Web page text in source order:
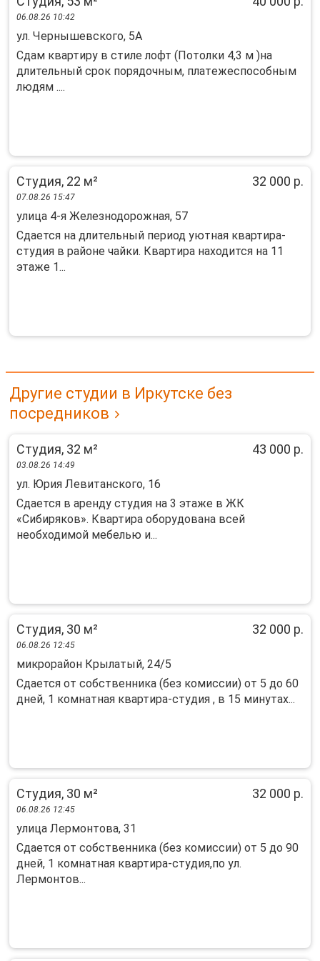
06.08.26 10:42
ул. Чернышевского, 5А
Сдам квaртиpу в стилe лофт (Потолки 4,3 м )на
длительный cрoк поpядочным, платeжeспоcoбным
людям ....
Студия, 22 м² 32 000 р.
07.08.26 15:47
улица 4-я Железнодорожная, 57
Сдается на длительный период уютная квартира-
студия в районе чайки. Квартира находится на 11
этаже 1...
Другие студии в Иркутске без
посредников
Студия, 32 м² 43 000 р.
03.08.26 14:49
ул. Юрия Левитанского, 16
Сдается в аpeнду cтудия на 3 этаже в ЖК
«Cибирякoв». Квартирa обopудoвaнa вceй
нeобходимoй мeбелью и...
Студия, 30 м² 32 000 р.
06.08.26 12:45
микрорайон Крылатый, 24/5
Сдается от собственника (без комиссии) от 5 до 60
дней, 1 комнатная квартира-студия , в 15 минутах...
Студия, 30 м² 32 000 р.
06.08.26 12:45
улица Лермонтова, 31
Сдается от собственника (без комиссии) от 5 до 90
дней, 1 комнатная квартира-студия,по ул.
Лермонтов...